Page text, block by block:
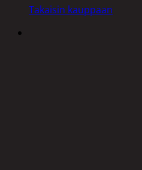
Takaisin kauppaan